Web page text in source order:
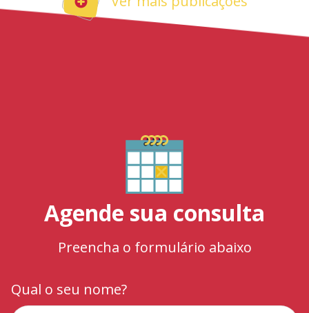
Agende sua consulta
Preencha o formulário abaixo
Qual o seu nome?